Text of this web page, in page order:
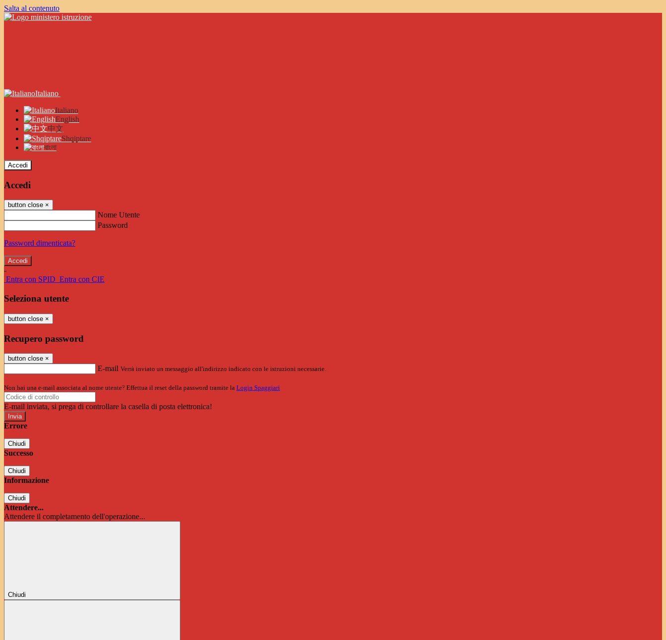
Salta al contenuto
Italiano
Italiano
English
中文
Shqiptare
বাংলা
Accedi
Accedi
button close ×
Nome Utente
Password
Password dimenticata?
-
Entra con SPID Entra con CIE
Seleziona utente
button close ×
Recupero password
button close ×
E-mail Verrà inviato un messaggio all'indirizzo indicato con le istruzioni necessarie.
Non hai una e-mail associata al nome utente? Effettua il reset della password tramite la Login Spaggiari
E-mail inviata, si prega di controllare la casella di posta elettronica!
Errore
Chiudi
Successo
Chiudi
Informazione
Chiudi
Attendere...
Attendere il completamento dell'operazione...
Chiudi